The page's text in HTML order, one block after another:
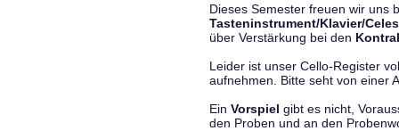
Dieses Semester freuen wir uns
Tasteninstrument/Klavier/
über Verstärkung bei den
Leider ist unser Cello-Register
aufnehmen. Bitte seht von einer
Ein Vorspiel gibt es nicht,
den Proben und an den